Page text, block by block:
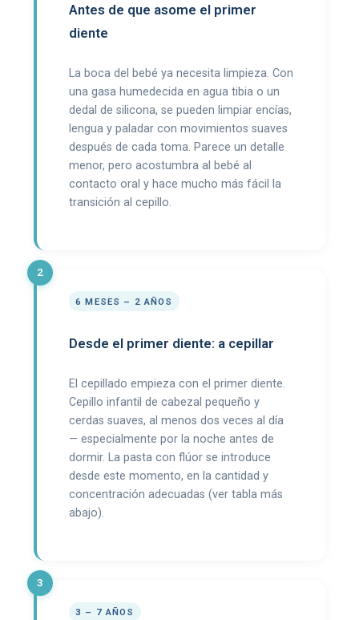
Antes de que asome el primer
diente
La boca del bebé ya necesita limpieza. Con
una gasa humedecida en agua tibia o un
dedal de silicona, se pueden limpiar encías,
lengua y paladar con movimientos suaves
después de cada toma. Parece un detalle
menor, pero acostumbra al bebé al
contacto oral y hace mucho más fácil la
transición al cepillo.
6 MESES – 2 AÑOS
Desde el primer diente: a cepillar
El cepillado empieza con el primer diente.
Cepillo infantil de cabezal pequeño y
cerdas suaves, al menos dos veces al día
— especialmente por la noche antes de
dormir. La pasta con flúor se introduce
desde este momento, en la cantidad y
concentración adecuadas (ver tabla más
abajo).
3 – 7 AÑOS